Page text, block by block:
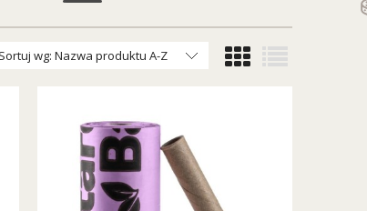
Sortuj wg: Nazwa produktu A-Z